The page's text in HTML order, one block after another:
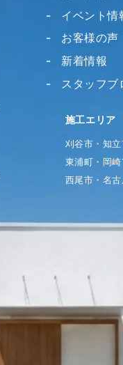
イベント情
お客様の声
新着情報
スタッフブ
施工エリア
刈谷市・知
東浦町・岡
西尾市・名